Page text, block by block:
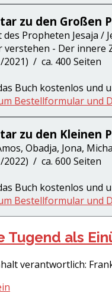
zu den Großen
Propheten Jesaja /
verstehen - Der innere
2021) / ca. 400 Seiten
Buch kostenlos und
Bestellformular und
zu den Kleinen
Obadja, Jona,
2022) / ca. 600 Seiten
Buch kostenlos und
Bestellformular und
Tugend als
verantwortlich: